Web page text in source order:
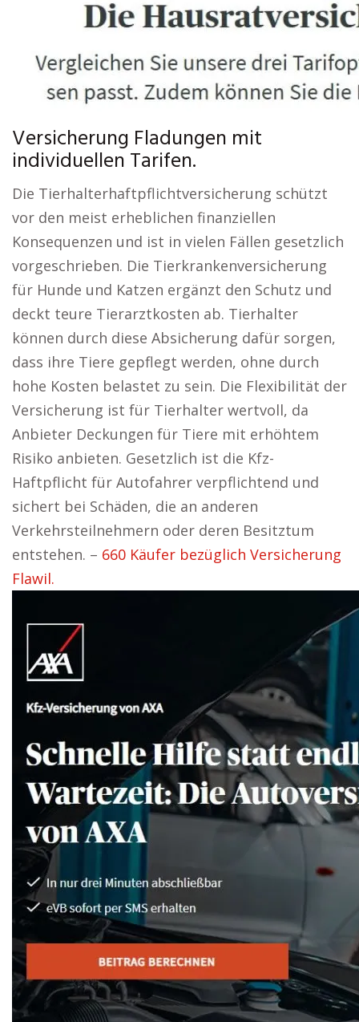
Versicherung Fladungen mit
individuellen Tarifen.
Die Tierhalterhaftpflichtversicherung schützt
vor den meist erheblichen finanziellen
Konsequenzen und ist in vielen Fällen gesetzlich
vorgeschrieben. Die Tierkrankenversicherung
für Hunde und Katzen ergänzt den Schutz und
deckt teure Tierarztkosten ab. Tierhalter
können durch diese Absicherung dafür sorgen,
dass ihre Tiere gepflegt werden, ohne durch
hohe Kosten belastet zu sein. Die Flexibilität der
Versicherung ist für Tierhalter wertvoll, da
Anbieter Deckungen für Tiere mit erhöhtem
Risiko anbieten. Gesetzlich ist die Kfz-
Haftpflicht für Autofahrer verpflichtend und
sichert bei Schäden, die an anderen
Verkehrsteilnehmern oder deren Besitztum
entstehen. – 660 Käufer bezüglich Versicherung
Flawil.